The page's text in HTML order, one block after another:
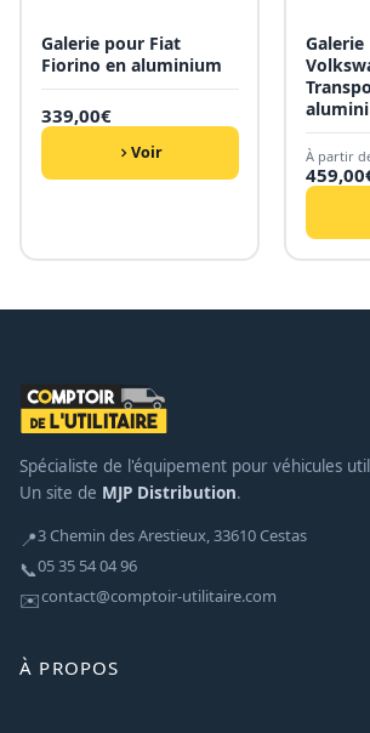
Galerie pour Fiat
Fiorino en aluminium
339,00€
Voir À partir
459,00
Spécialiste de l'équipement pour véhicules
Un site de MJP Distribution.
📍3 Chemin des Arestieux, 33610 Cestas
📞05 35 54 04 96
✉️contact@comptoir-utilitaire.com
À PROPOS